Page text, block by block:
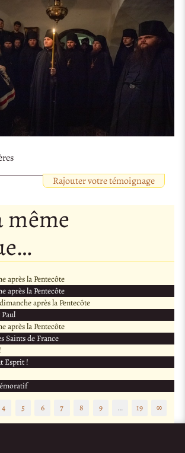
Rajouter votre témoignage
même
après la Pentecôte
après la Pentecôte
dimanche après la Pentecôte
après la Pentecôte
Saints de France
Esprit !
4 5 6 7 8 9 … 19 ∞